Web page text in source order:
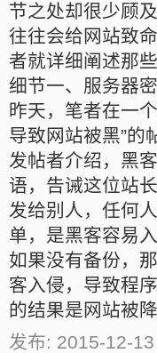
节之处却很少顾
往往会给网站致
者就详细阐述那
细节一、服务器
昨天，笔者在一
导致网站被黑”的
发帖者介绍，黑
语，告诫这位站
发给别人，任何
单，是黑客容易
如果没有备份，
客入侵，导致程
的结果是网站被
发布: 2015-12-